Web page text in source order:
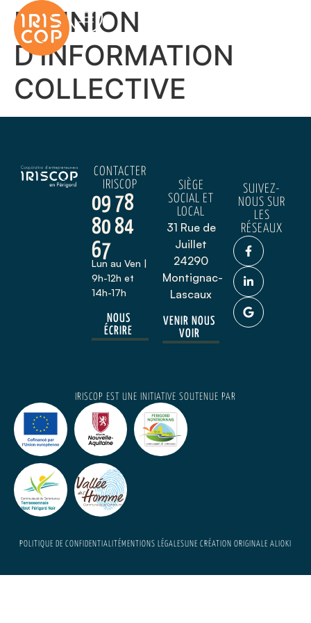
RÉUNION
D’INFORMATION
COLLECTIVE
CONTACTER
IRISCOP
09 78
80 84
67
Lun au Ven |
9h-12h et
14h-17h
NOUS
ÉCRIRE
SIÈGE
SOCIAL ET
LOCAL
31 Rue de
Juillet
24290
Montignac-
Lascaux
VENIR NOUS
VOIR
SUIVEZ-
NOUS SUR
LES
RÉSEAUX
IRISCOP EST UNE INITIATIVE SOUTENUE PAR
POLITIQUE DE CONFIDENTIALITÉMENTIONS LÉGALESUNE CRÉATION ORIGINALE ALIOKI